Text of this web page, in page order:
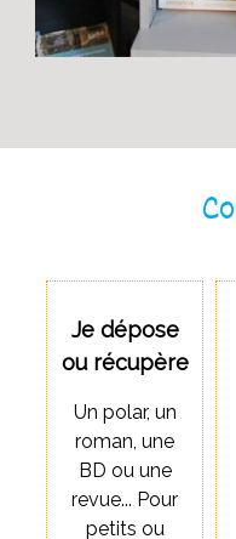
Je dépose
ou récupère
Un polar, un
roman, une
BD ou une
revue... Pour
petits ou